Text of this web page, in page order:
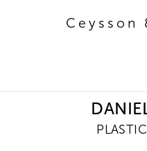
Ceysson